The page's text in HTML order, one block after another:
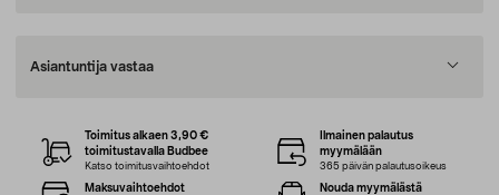
Asiantuntija vastaa
Toimitus alkaen 3,90 €
toimitustavalla Budbee
Katso toimitusvaihtoehdot
Ilmainen palautus
myymälään
365 päivän palautusoikeus
Maksuvaihtoehdot Nouda myymälästä